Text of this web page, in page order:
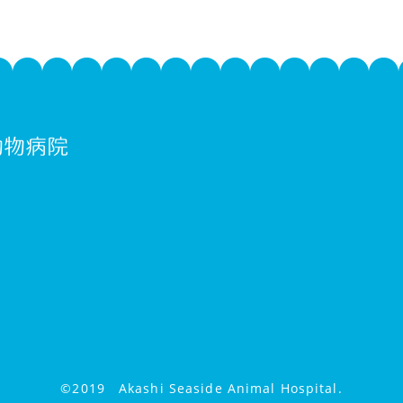
©2019 Akashi Seaside Animal Hospital.